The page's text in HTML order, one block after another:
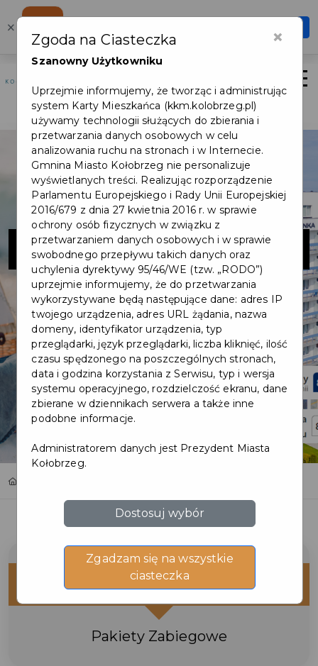
× Karta Mieszkańca
Szybciej, wygodniej, zawsze pod ręką
Logowanie/Rejestracja
KIELCZANKA
ZNIŻKI
Pakiety Zabiegowe
×
Zgoda na Ciasteczka
Szanowny Użytkowniku
Uprzejmie informujemy, że tworząc i administrując
system Karty Mieszkańca (kkm.kolobrzeg.pl)
używamy technologii służących do zbierania i
przetwarzania danych osobowych w celu
analizowania ruchu na stronach i w Internecie.
Gmnina Miasto Kołobrzeg nie personalizuje
wyświetlanych treści. Realizując rozporządzenie
Parlamentu Europejskiego i Rady Unii Europejskiej
2016/679 z dnia 27 kwietnia 2016 r. w sprawie
ochrony osób fizycznych w związku z
przetwarzaniem danych osobowych i w sprawie
swobodnego przepływu takich danych oraz
uchylenia dyrektywy 95/46/WE (tzw. „RODO”)
uprzejmie informujemy, że do przetwarzania
wykorzystywane będą następujące dane: adres IP
twojego urządzenia, adres URL żądania, nazwa
domeny, identyfikator urządzenia, typ
przeglądarki, język przeglądarki, liczba kliknięć, ilość
czasu spędzonego na poszczególnych stronach,
data i godzina korzystania z Serwisu, typ i wersja
systemu operacyjnego, rozdzielczość ekranu, dane
zbierane w dziennikach serwera a także inne
podobne informacje.
Administratorem danych jest Prezydent Miasta
Kołobrzeg.
Dostosuj wybór
Zgadzam się na wszystkie
ciasteczka